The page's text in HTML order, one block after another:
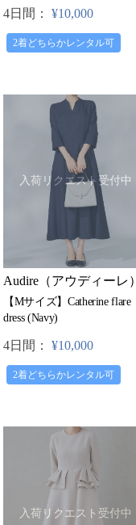
4日間： ¥10,000
2着どちらかレンタル可
入荷リクエスト受付中
Audire（アウディーレ）
【Mサイズ】Catherine flare
dress (Navy)
4日間： ¥10,000
2着どちらかレンタル可
入荷リクエスト受付中